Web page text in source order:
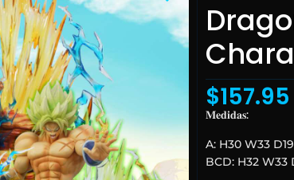
$157.95
𝐌𝐞𝐝𝐢𝐝𝐚𝐬:
A: H30 W33
BCD: H32 W33